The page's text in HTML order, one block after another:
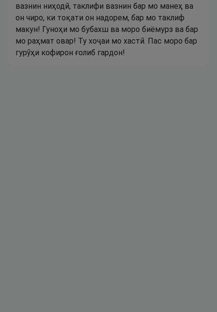
вазнин ниҳодӣ, таклифи вазнин бар мо манеҳ ва
он чиро, ки тоқати он надорем, бар мо таклиф
макун! Гуноҳи мо бубахш ва моро биёмурз ва бар
мо раҳмат овар! Ту хоҷаи мо хастӣ. Пас моро бар
гурӯҳи кофирон ғолиб гардон!